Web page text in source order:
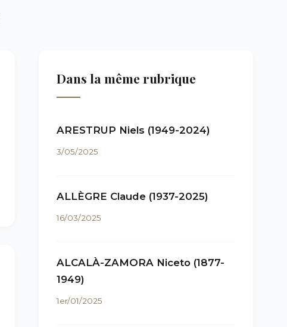
Dans la même rubrique
ARESTRUP Niels (1949-2024)
3/05/2025
ALLÈGRE Claude (1937-2025)
16/03/2025
ALCALÀ-ZAMORA Niceto (1877-
1949)
1er/01/2025